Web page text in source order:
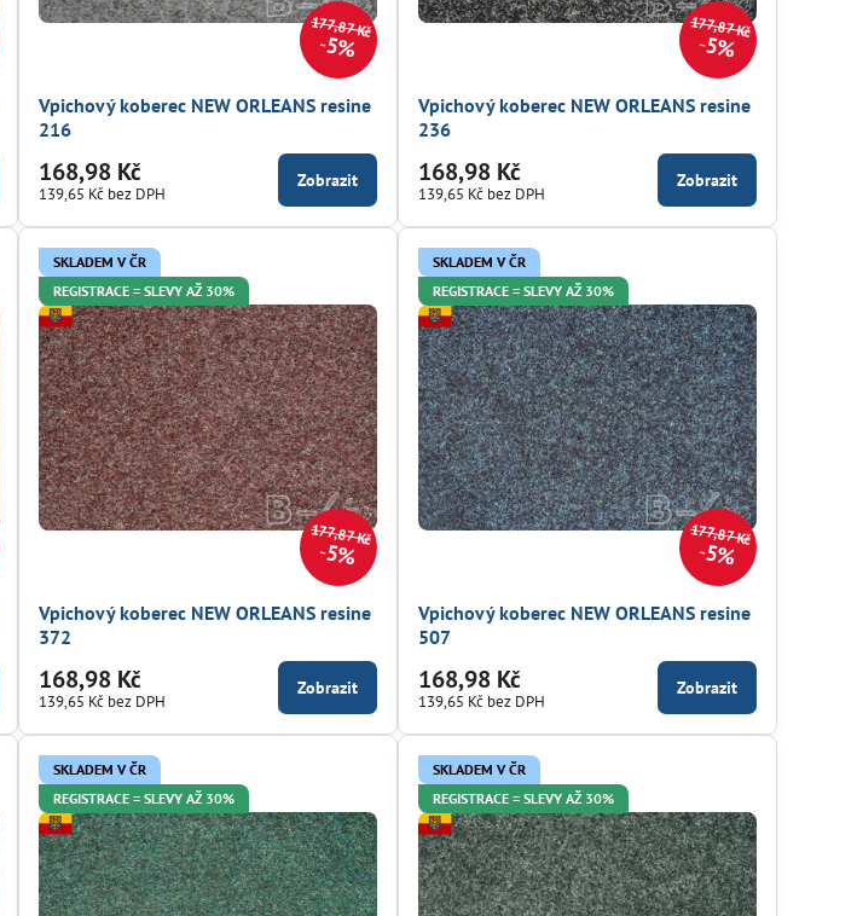
177,87 Kč
5%
Vpichový koberec NEW ORLEANS resine
216
168,98 Kč
139,65 Kč bez DPH
Zobrazit
177,87 Kč
5%
Vpichový koberec NEW ORLEANS resine
236
168,98 Kč
139,65 Kč bez DPH
Zobrazit
177,87 Kč
5%
SKLADEM V ČR
REGISTRACE = SLEVY AŽ 30%
Vpichový koberec NEW ORLEANS resine
372
168,98 Kč
139,65 Kč bez DPH
Zobrazit
177,87 Kč
5%
SKLADEM V ČR
REGISTRACE = SLEVY AŽ 30%
Vpichový koberec NEW ORLEANS resine
507
168,98 Kč
139,65 Kč bez DPH
Zobrazit
SKLADEM V ČR
REGISTRACE = SLEVY AŽ 30%
SKLADEM V ČR
REGISTRACE = SLEVY AŽ 30%